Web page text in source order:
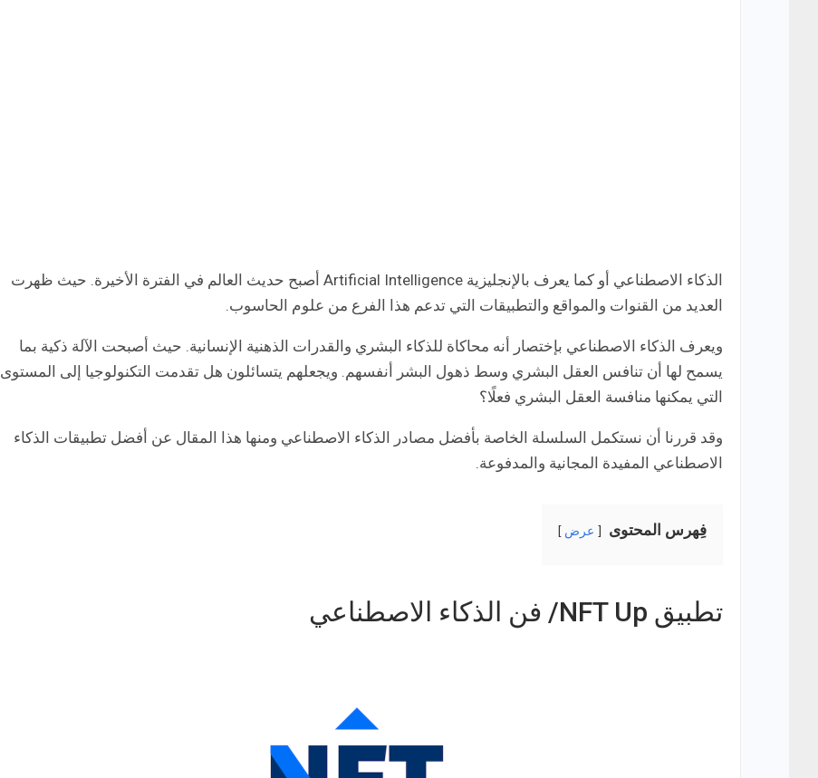
الذكاء الاصطناعي أو كما يعرف بالإنجليزية Artificial Intelligence أصبح حديث العالم في الفترة الأخيرة. حيث ظهرت
العديد من القنوات والمواقع والتطبيقات التي تدعم هذا الفرع من علوم الحاسوب.
ويعرف الذكاء الاصطناعي بإختصار أنه محاكاة للذكاء البشري والقدرات الذهنية الإنسانية. حيث أصبحت الآلة ذكية بما
يسمح لها أن تنافس العقل البشري وسط ذهول البشر أنفسهم. ويجعلهم يتسائلون هل تقدمت التكنولوجيا إلى المستوى
التي يمكنها منافسة العقل البشري فعلًا؟
وقد قررنا أن نستكمل السلسلة الخاصة بأفضل مصادر الذكاء الاصطناعي ومنها هذا المقال عن أفضل تطبيقات الذكاء
الاصطناعي المفيدة المجانية والمدفوعة.
فِهرس المحتوى عرض
تطبيق NFT Up/ فن الذكاء الاصطناعي